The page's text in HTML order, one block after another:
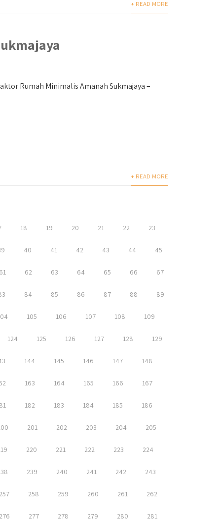
+ READ MORE
Rumah Minimalis Amanah Sukmajaya –
+ READ MORE
18 19 20 21 22 23
40 41 42 43 44 45
62 63 64 65 66 67
84 85 86 87 88 89
105 106 107 108 109
124 125 126 127 128 129
144 145 146 147 148
163 164 165 166 167
182 183 184 185 186
201 202 203 204 205
220 221 222 223 224
239 240 241 242 243
258 259 260 261 262
277 278 279 280 281